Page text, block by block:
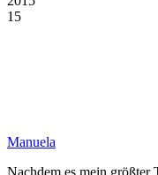
15
Manuela